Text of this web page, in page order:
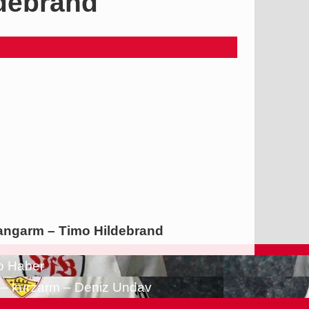
– Timo Hildebrand
Haber
kurzarm – Deniz Undav